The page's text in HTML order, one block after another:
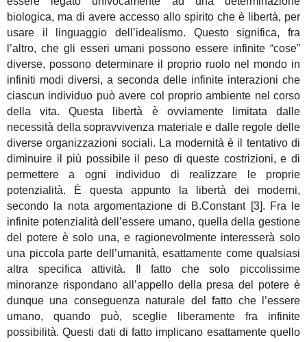
biologica, ma di avere accesso allo spirito che è libertà, per
usare il linguaggio dell’idealismo. Questo significa, fra
l’altro, che gli esseri umani possono essere infinite “cose”
diverse, possono determinare il proprio ruolo nel mondo in
infiniti modi diversi, a seconda delle infinite interazioni che
ciascun individuo può avere col proprio ambiente nel corso
della vita. Questa libertà è ovviamente limitata dalle
necessità della sopravvivenza materiale e dalle regole delle
diverse organizzazioni sociali. La modernità è il tentativo di
diminuire il più possibile il peso di queste costrizioni, e di
permettere a ogni individuo di realizzare le proprie
potenzialità. È questa appunto la libertà dei moderni,
secondo la nota argomentazione di B.Constant [3]. Fra le
infinite potenzialità dell’essere umano, quella della gestione
del potere è solo una, e ragionevolmente interesserà solo
una piccola parte dell’umanità, esattamente come qualsiasi
altra specifica attività. Il fatto che solo piccolissime
minoranze rispondano all’appello della presa del potere è
dunque una conseguenza naturale del fatto che l’essere
umano, quando può, sceglie liberamente fra infinite
possibilità. Questi dati di fatto implicano esattamente quello